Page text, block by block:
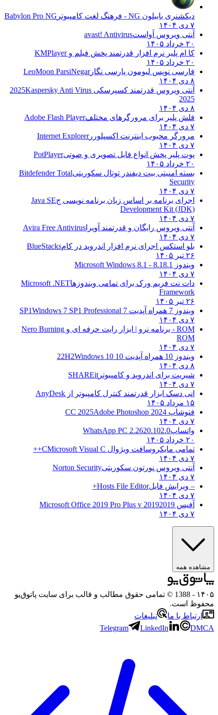
دیکشنری بابیلون NG - فرهنگ لغت کامپیوتر
Babylon Pro NG
۷ دی ۱۴۰۴
آنتی ویروس آواستavast! Antivirus
۲۰ خرداد ۱۴۰۵
کا ام پلیر نرم افزار قدرتمند پخش فیلم وKMPlayer
۲۰ خرداد ۱۴۰۵
فارسی نویس لیومون پارسی نگارLeoMoon ParsiNegar
۸ دی ۱۴۰۴
آنتی ویروس قدرتمند کسپرسکی 2025 Kaspersky Anti Virus
2025
۸ دی ۱۴۰۴
فلش پلیر برای مرورگرهای مختلفAdobe Flash Player
۷ دی ۱۴۰۴
مرورگر محبوب اینترنت اکسپلوررInternet Explorer
۷ دی ۱۴۰۴
پوت پلیر پخش انواع فایل تصویری و صوتیPotPlayer
۲۰ خرداد ۱۴۰۵
بسته امنیتی بیت دیفندر توتال سکوریتیBitdefender Total
Security
۷ دی ۱۴۰۴
اجرای برنامه بر اساس زبان برنامه نویسی جJava SE
Development Kit (JDK)
۷ دی ۱۴۰۴
آنتی ویروس رایگان و قدرتمند آویرا Avira Free Antivirus
۷ دی ۱۴۰۴
بلو استکس اجرای نرم افزار اندروید در کامBlueStacks
۲۶ تیر ۱۴۰۵
ویندوز 8.1
8.1 - Microsoft Windows 8.1
۷ دی ۱۴۰۴
دات نت فریم ورک برای تمامی ویندوزهاMicrosoft .NET
Framework
۲۶ تیر ۱۴۰۵
ویندوز 7 همراه آپدیت 7 SP1
Windows 7 SP1 Professional
۷ دی ۱۴۰۴
ROM - برنامه نرو | ابزار رایت حرفه ای و
Nero Burning
ROM
۷ دی ۱۴۰۴
ویندوز 10 همراه آپدیت 10 22H2
Windows 10
۸ دی ۱۴۰۴
شیریت برای اندروید و کامپیوتر SHAREit
۷ دی ۱۴۰۴
انی دسک ابزار قدرتمند کنترل کامپیوتر از AnyDesk
۱۵ مرداد ۱۴۰۵
فتوشاپ CC 2025 Adobe Photoshop 2024
۷ دی ۱۴۰۴
واتساپWhatsApp PC 2.2620.102.0
۲۰ خرداد ۱۴۰۵
تمامی مایکروسافت ویژوال C Microsoft Visual C++
۷ دی ۱۴۰۴
آنتی ویروس نورتون سکوریتیNorton Security
۷ دی ۱۴۰۴
– ویرایش فایلHosts File Editor+
۷ دی ۱۴۰۴
آفیس 2019 2019 Microsoft Office 2019 Pro Plus v
۷ دی ۱۴۰۴
مشاهده همه
۱۴۰۵
- 1388 © تمامی حقوق مطالب و قالب برای سایت پاتوق‌یو
محفوظ است.
ارتباط با ما
تبلیغات
Telegram
LinkedIn DMCA